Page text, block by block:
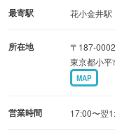
最寄駅 花小金井駅
所在地
〒187-0002
東京都小
MAP
営業時間 17:00〜翌